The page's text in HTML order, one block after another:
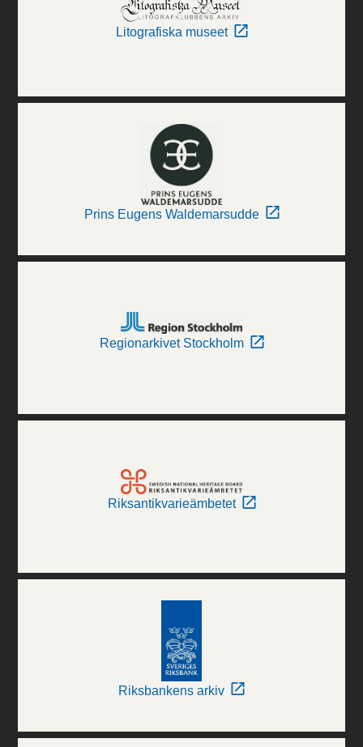
Litografiska museet
Prins Eugens Waldemarsudde
Regionarkivet Stockholm
Riksantikvarieämbetet
Riksbankens arkiv